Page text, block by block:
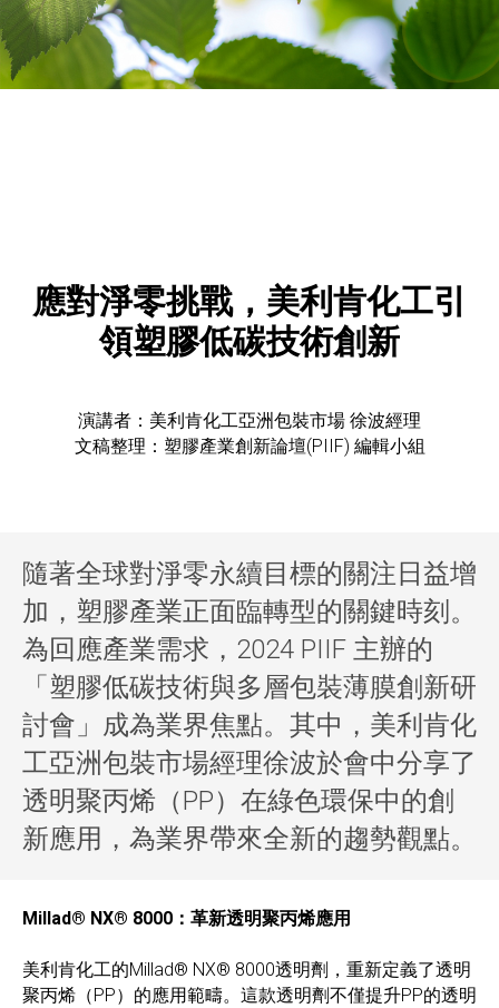
應對淨零挑戰，美利肯化工引
領塑膠低碳技術創新
演講者：美利肯化工亞洲包裝市場 徐波經理
文稿整理：塑膠產業創新論壇(PIIF) 編輯小組
隨著全球對淨零永續目標的關注日益增
加，塑膠產業正面臨轉型的關鍵時刻。
為回應產業需求，2024 PIIF 主辦的
「塑膠低碳技術與多層包裝薄膜創新研
討會」成為業界焦點。其中，美利肯化
工亞洲包裝市場經理徐波於會中分享了
透明聚丙烯（PP）在綠色環保中的創
新應用，為業界帶來全新的趨勢觀點。
Millad® NX® 8000：革新透明聚丙烯應用
美利肯化工的Millad® NX® 8000透明劑，重新定義了透明
聚丙烯（PP）的應用範疇。這款透明劑不僅提升PP的透明